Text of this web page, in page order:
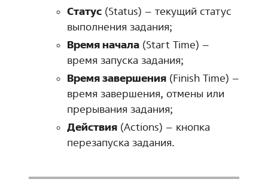
Статус (Status) – текущий статус
выполнения задания;
Время начала (Start Time) –
время запуска задания;
Время завершения (Finish Time) –
время завершения, отмены или
прерывания задания;
Действия (Actions) – кнопка
перезапуска задания.